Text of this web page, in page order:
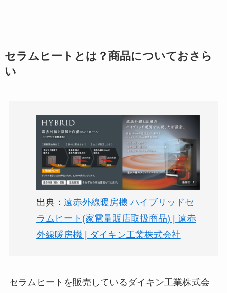
セラムヒートとは？商品についておさら
い
出典： 遠赤外線暖房機 ハイブリッドセ
ラムヒート(家電量販店取扱商品) | 遠赤
外線暖房機 | ダイキン工業株式会社
セラムヒートを販売しているダイキン工業株式会